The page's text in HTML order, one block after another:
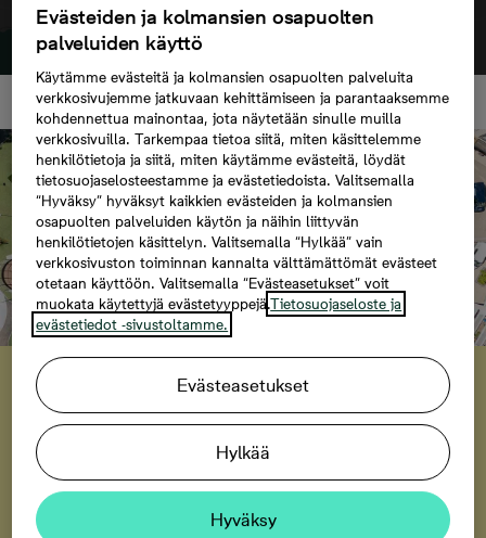
Tampereen Tuike
Energiayhteisö tuo
aurinkosähkön hyödyt kaikille
Tuikkeen asukkaat pääsevät hyötymään
aurinkosähköstä ilman erillisiä kustannuksia, ja koko
järjestelmä toimii taustalla osana taloyhtiön normaalia
Evästeiden ja kolmansien osapuolten
palveluiden käyttö
Käytämme evästeitä ja kolmansien osapuolten palveluita
verkkosivujemme jatkuvaan kehittämiseen ja parantaaksemme
kohdennettua mainontaa, jota näytetään sinulle muilla
verkkosivuilla. Tarkempaa tietoa siitä, miten käsittelemme
henkilötietoja ja siitä, miten käytämme evästeitä, löydät
tietosuojaselosteestamme ja evästetiedoista. Valitsemalla
“Hyväksy” hyväksyt kaikkien evästeiden ja kolmansien
osapuolten palveluiden käytön ja näihin liittyvän
henkilötietojen käsittelyn. Valitsemalla “Hylkää” vain
verkkosivuston toiminnan kannalta välttämättömät evästeet
otetaan käyttöön. Valitsemalla “Evästeasetukset” voit
muokata käytettyjä evästetyyppejä.Tietosuojaseloste ja
evästetiedot -sivustoltamme.
Evästeasetukset
Hylkää
Hyväksy